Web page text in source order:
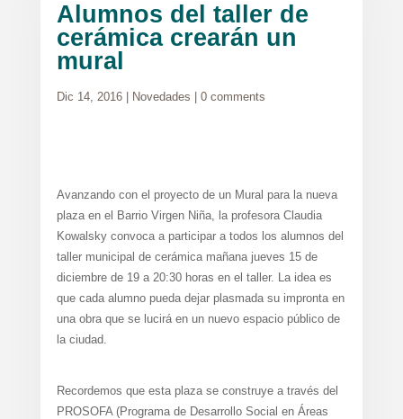
Alumnos del taller de
cerámica crearán un
mural
Dic 14, 2016| Novedades 0 comments
Avanzando con el proyecto de un Mural para la nueva
plaza en el Barrio Virgen Niña, la profesora Claudia
Kowalsky convoca a participar a todos los alumnos del
taller municipal de cerámica mañana jueves 15 de
diciembre de 19 a 20:30 horas en el taller. La idea es
que cada alumno pueda dejar plasmada su impronta en
una obra que se lucirá en un nuevo espacio público de
la ciudad.
Recordemos que esta plaza se construye a través del
PROSOFA (Programa de Desarrollo Social en Áreas